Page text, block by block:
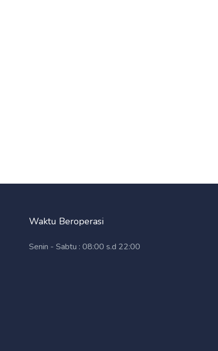
Waktu Beroperasi
Senin - Sabtu : 08:00 s.d 22:00